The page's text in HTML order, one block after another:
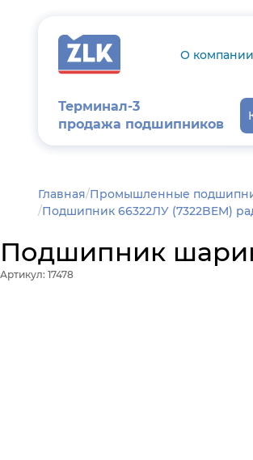
О компании
О компании
продукцию
Новости
Контроль и
Отзывы
Терминал-3
продажа подшипников
Главная/Промышленные
Подшипник 66322ЛУ (7322BEM)
Подшипник
Артикул: 17478